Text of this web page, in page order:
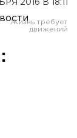
2016 В 18:11